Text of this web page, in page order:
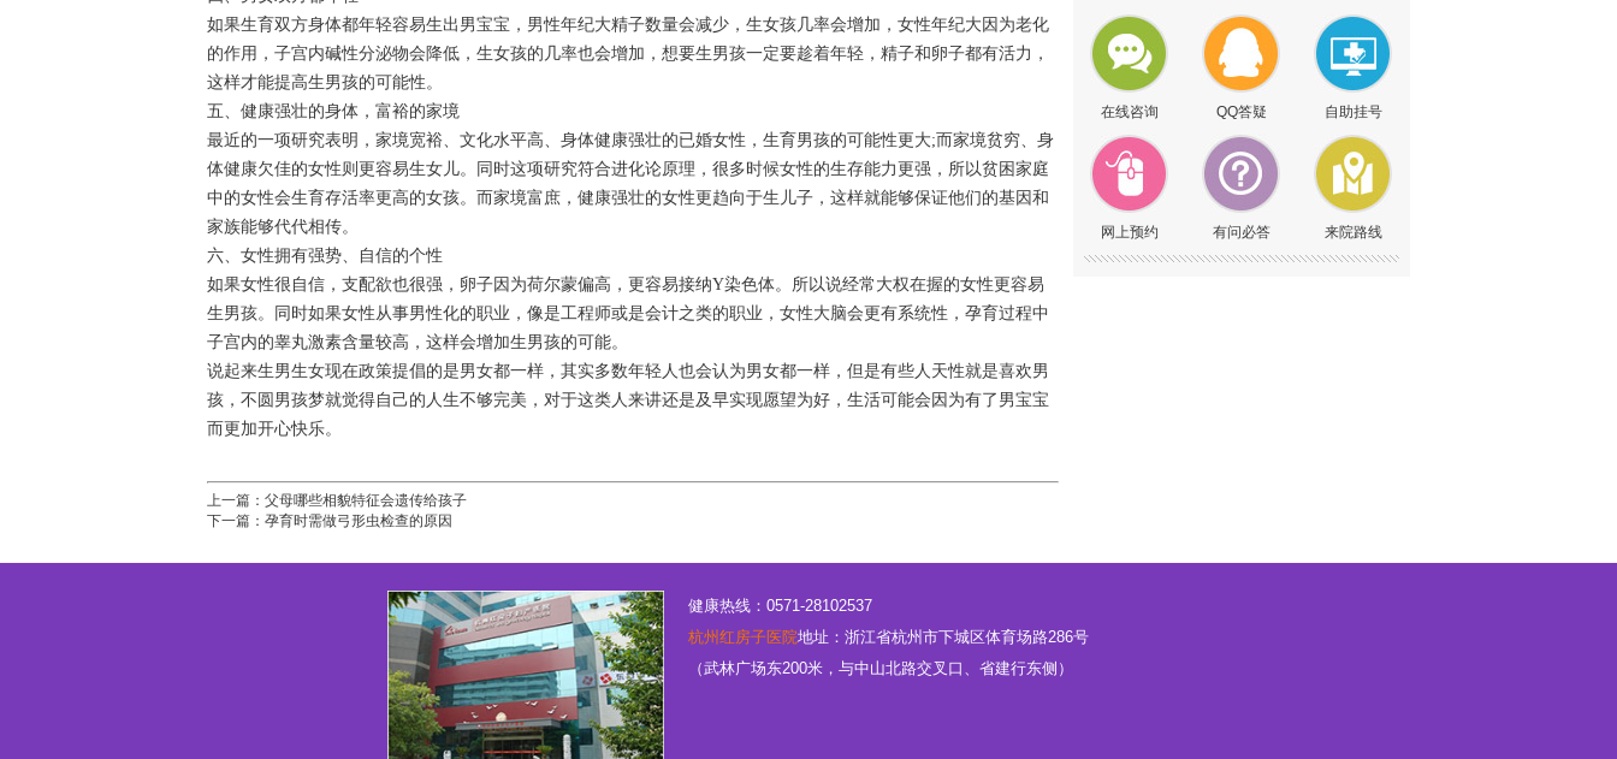
如果生育双方身体都年轻容易生出男宝宝，男性年纪大精子数量会减少，生女孩几率会增加，女性年纪大因为老化
的作用，子宫内碱性分泌物会降低，生女孩的几率也会增加，想要生男孩一定要趁着年轻，精子和卵子都有活力，
这样才能提高生男孩的可能性。
五、健康强壮的身体，富裕的家境
最近的一项研究表明，家境宽裕、文化水平高、身体健康强壮的已婚女性，生育男孩的可能性更大;而家境贫穷、身
体健康欠佳的女性则更容易生女儿。同时这项研究符合进化论原理，很多时候女性的生存能力更强，所以贫困家庭
中的女性会生育存活率更高的女孩。而家境富庶，健康强壮的女性更趋向于生儿子，这样就能够保证他们的基因和
家族能够代代相传。
六、女性拥有强势、自信的个性
如果女性很自信，支配欲也很强，卵子因为荷尔蒙偏高，更容易接纳Y染色体。所以说经常大权在握的女性更容易
生男孩。同时如果女性从事男性化的职业，像是工程师或是会计之类的职业，女性大脑会更有系统性，孕育过程中
子宫内的睾丸激素含量较高，这样会增加生男孩的可能。
说起来生男生女现在政策提倡的是男女都一样，其实多数年轻人也会认为男女都一样，但是有些人天性就是喜欢男
孩，不圆男孩梦就觉得自己的人生不够完美，对于这类人来讲还是及早实现愿望为好，生活可能会因为有了男宝宝
而更加开心快乐。
上一篇： 父母哪些相貌特征会遗传给孩子
下一篇： 孕育时需做弓形虫检查的原因
在线咨询 QQ答疑 自助挂号
网上预约 有问必答 来院路线
健康热线：0571-28102537
杭州红房子医院地址：浙江省杭州市下城区体育场路286号
（武林广场东200米，与中山北路交叉口、省建行东侧）